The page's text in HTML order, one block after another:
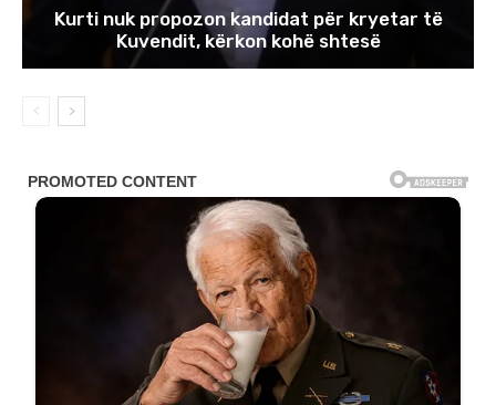
Kurti nuk propozon kandidat për kryetar të
Kuvendit, kërkon kohë shtesë